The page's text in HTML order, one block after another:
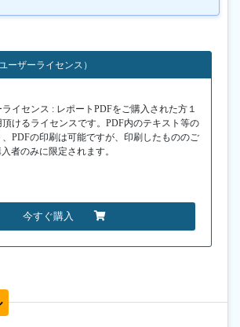
ーザーライセンス）
イセンス : レポートPDFをご購入された方１
けるライセンスです。PDF内のテキスト等の
PDFの印刷は可能ですが、印刷したもののご
者のみに限定されます。
今すぐ購入